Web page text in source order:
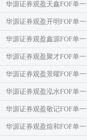
华源证券观盈天鑫FOF单一
华源证券观盈开明FOF单一
华源证券观盈鑫源FOF单一
华源证券观盈聚才FOF单一
华源证券观盈景曜FOF单一
华源证券观盈泓水FOF单一
华源证券观盈敬记FOF单一
华源证券观盈煊和FOF单一